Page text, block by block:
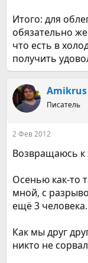
Итого: для
обязательно
что есть в
получить
Amikrus
Писатель
2 Фев 2012
Возвращаюсь
Осенью как-то
мной, с
ещё 3 человека.
Как мы друг
никто не